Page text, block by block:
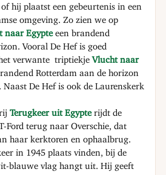
hij plaatst een gebeurtenis in een
omgeving. Zo zien we op
naar Egypteeen brandend
Vooral De Hef is goed
verwante triptiekje Vlucht naar
Rotterdam aan de horizon
De Hef is ook de Laurenskerk
Terugkeer uit Egypterijdt de
Ford terug naar Overschie, dat
haar kerktoren en ophaalbrug.
in 1945 plaats vinden, bij de
blauwe vlag hangt uit. Hij geeft